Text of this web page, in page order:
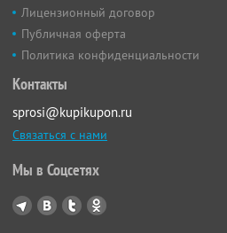
Лицензионный договор
Публичная оферта
Политика конфиденциальности
Контакты
sprosi@kupikupon.ru
Связаться с нами
Мы в Соцсетях